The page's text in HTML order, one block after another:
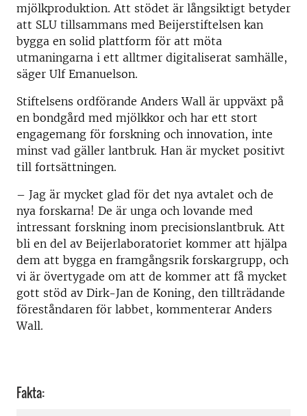
mjölkproduktion. Att stödet är långsiktigt betyder
att SLU tillsammans med Beijerstiftelsen kan
bygga en solid plattform för att möta
utmaningarna i ett alltmer digitaliserat samhälle,
säger Ulf Emanuelson.
Stiftelsens ordförande Anders Wall är uppväxt på
en bondgård med mjölkkor och har ett stort
engagemang för forskning och innovation, inte
minst vad gäller lantbruk. Han är mycket positivt
till fortsättningen.
– Jag är mycket glad för det nya avtalet och de
nya forskarna! De är unga och lovande med
intressant forskning inom precisionslantbruk. Att
bli en del av Beijerlaboratoriet kommer att hjälpa
dem att bygga en framgångsrik forskargrupp, och
vi är övertygade om att de kommer att få mycket
gott stöd av Dirk-Jan de Koning, den tillträdande
föreståndaren för labbet, kommenterar Anders
Wall.
Fakta: